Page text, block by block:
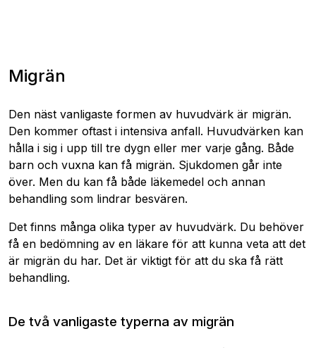
Migrän
Den näst vanligaste formen av huvudvärk är migrän.
Den kommer oftast i intensiva anfall. Huvudvärken kan
hålla i sig i upp till tre dygn eller mer varje gång. Både
barn och vuxna kan få migrän. Sjukdomen går inte
över. Men du kan få både läkemedel och annan
behandling som lindrar besvären.
Det finns många olika typer av huvudvärk. Du behöver
få en bedömning av en läkare för att kunna veta att det
är migrän du har. Det är viktigt för att du ska få rätt
behandling.
De två vanligaste typerna av migrän